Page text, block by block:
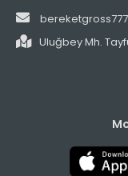
Uluğbey Mh.